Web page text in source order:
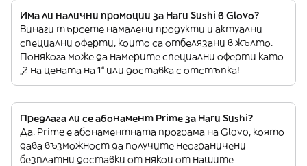
Има ли налични промоции за Haru Sushi в Glovo?
Винаги търсете намалени продукти и актуални
специални оферти, които са отбелязани в жълто.
Понякога може да намерите специални оферти като
„2 на цената на 1“ или доставка с отстъпка!
Предлага ли се абонамент Prime за Haru Sushi?
Да. Prime е абонаментната програма на Glovo, която
дава възможност да получите неограничени
безплатни доставки от някои от нашите